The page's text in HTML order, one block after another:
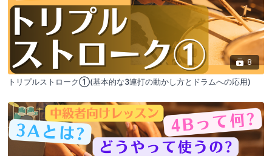
8
トリプルストローク①(基本的な3連打の動かし方とドラムへの応用)